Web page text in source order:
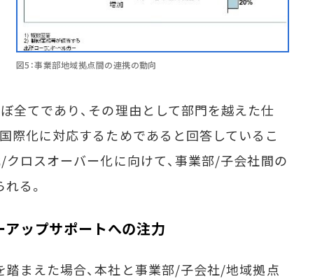
図5：事業部地域拠点間の連携の動向
全てであり、その理由として部門を越えた仕
際化に対応するためであると回答しているこ
ロスオーバー化に向けて、事業部/子会社間の
る。
ップサポートへの注力
まえた場合、本社と事業部/子会社/地域拠点